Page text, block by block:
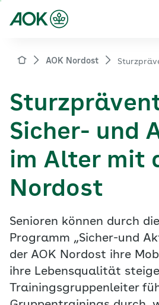
Hauptinhalt
aok.de AOK Nordost
Sicher- und
im Alter mit
Nordost
Senioren können durch
Programm „Sicher-und
der AOK Nordost ihre
ihre Lebensqualität
Trainingsgruppenleiter